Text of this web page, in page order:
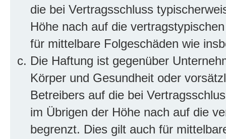
die bei Vertragsschluss
Höhe nach auf die
für mittelbare Folgeschäden wie
Die Haftung ist gegenüber
Körper und Gesundheit oder
Betreibers auf die bei
im Übrigen der Höhe nach auf die
begrenzt. Dies gilt auch für